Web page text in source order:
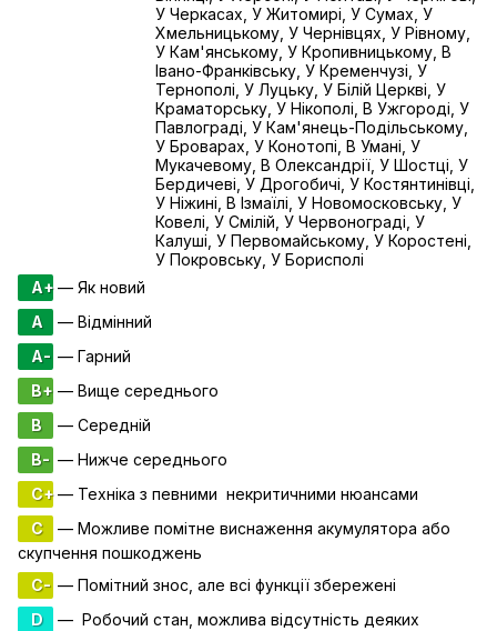
У Черкасах, У Житомирі, У Сумах, У
Хмельницькому, У Чернівцях, У Рівному,
У Кам'янському, У Кропивницькому, В
Івано-Франківську, У Кременчузі, У
Тернополі, У Луцьку, У Білій Церкві, У
Краматорську, У Нікополі, В Ужгороді, У
Павлограді, У Кам'янець-Подільському,
У Броварах, У Конотопі, В Умані, У
Мукачевому, В Олександрії, У Шостці, У
Бердичеві, У Дрогобичі, У Костянтинівці,
У Ніжині, В Ізмаїлі, У Новомосковську, У
Ковелі, У Смілій, У Червонограді, У
Калуші, У Первомайському, У Коростені,
У Покровську, У Борисполі
A+— Як новий
A
— Відмінний
A- — Гарний
B+ — Вище середнього
B
— Середній
B- — Нижче середнього
C+— Техніка з певними некритичними нюансами
C
— Можливе помітне виснаження акумулятора або
скупчення пошкоджень
C- — Помітний знос, але всі функції збережені
D
— Робочий стан, можлива відсутність деяких